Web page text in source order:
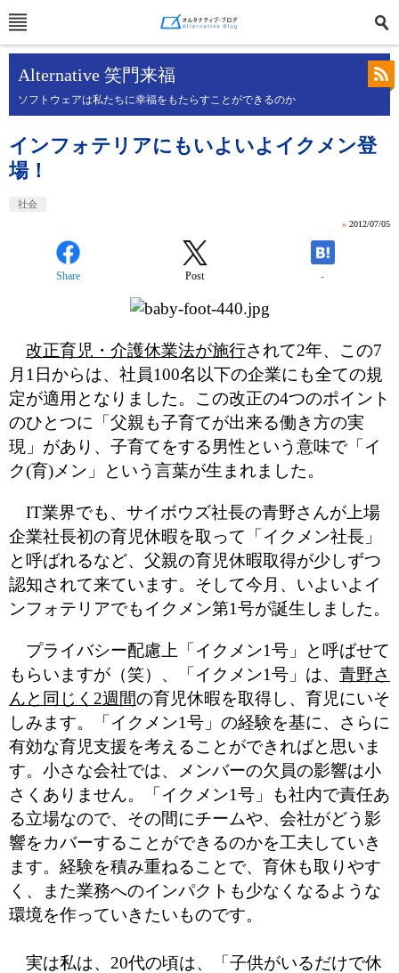
Alternative 笑門来福
ソフトウェアは私たちに幸福をもたらすことができるのか
インフォテリアにもいよいよイクメン登
場！
社会
» 2012/07/05
Share Post -
改正育児・介護休業法が施行されて2年、この7
月1日からは、社員100名以下の企業にも全ての規
定が適用となりました。この改正の4つのポイント
のひとつに「父親も子育てが出来る働き方の実
現」があり、子育てをする男性という意味で「イ
ク(育)メン」という言葉が生まれました。
IT業界でも、サイボウズ社長の青野さんが上場
企業社長初の育児休暇を取って「イクメン社長」
と呼ばれるなど、父親の育児休暇取得が少しずつ
認知されて来ています。そして今月、いよいよイ
ンフォテリアでもイクメン第1号が誕生しました。
プライバシー配慮上「イクメン1号」と呼ばせて
もらいますが（笑）、「イクメン1号」は、 青野さ
んと同じく2週間の育児休暇を取得し、育児にいそ
しみます。「イクメン1号」の経験を基に、さらに
有効な育児支援を考えることができればと思いま
す。小さな会社では、メンバーの欠員の影響は小
さくありません。「イクメン1号」も社内で責任あ
る立場なので、その間にチームや、会社がどう影
響をカバーすることができるのかを工夫していき
ます。経験を積み重ねることで、育休も取りやす
く、また業務へのインパクトも少なくなるような
環境を作っていきたいものです。
実は私は、20代の頃は、「子供がいるだけで休